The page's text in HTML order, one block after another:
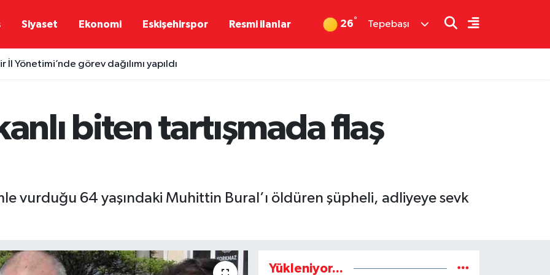
Siyaset Ekonomi Eskişehirspor Resmi ilanlar 26° Tepebaşı
İl Yönetimi’nde görev dağılımı yapıldı
biten tartışmada flaş
vurduğu 64 yaşındaki Muhittin Bural’ı öldüren şüpheli, adliyeye sevk
Yükleniyor...